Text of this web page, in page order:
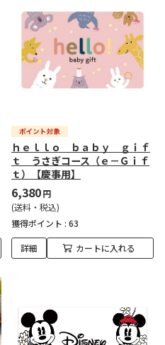
ｈｅｌｌｏ ｂａｂｙ ｇｉｆ
ｔ うさぎコース（ｅ－Ｇｉｆ
ｔ）【慶事用】
6,380円
(送料・税込)
獲得ポイント : 63
詳細 カートに入れる